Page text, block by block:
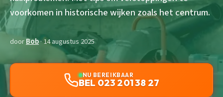
voorkomen in historische wijken zoals het centrum.
doorBob· 14 augustus 2025
NU BEREIKBAAR
BEL 023 201 38 27